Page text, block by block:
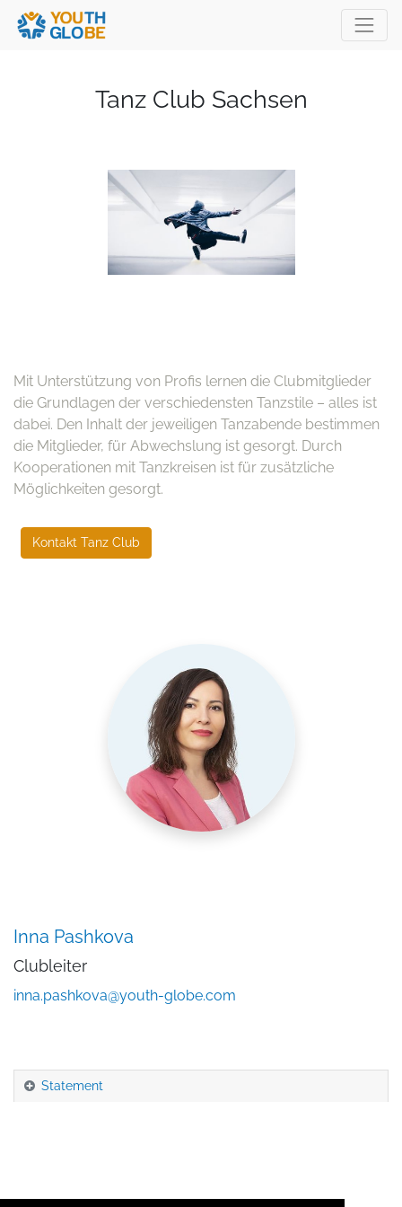
Tanz Club Sachsen
Mit Unterstützung von Profis lernen die Clubmitglieder
die Grundlagen der verschiedensten Tanzstile – alles ist
dabei. Den Inhalt der jeweiligen Tanzabende bestimmen
die Mitglieder, für Abwechslung ist gesorgt. Durch
Kooperationen mit Tanzkreisen ist für zusätzliche
Möglichkeiten gesorgt.
Kontakt Tanz Club
Inna Pashkova
Clubleiter
inna.pashkova@youth-globe.com
Statement